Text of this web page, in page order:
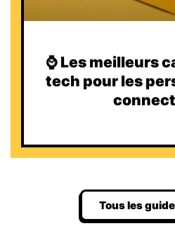
⌚️ Les meilleurs
tech pour les
Tous les